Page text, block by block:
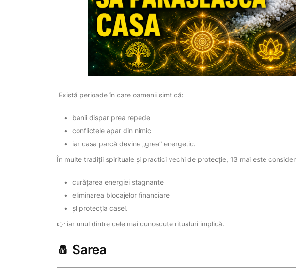
Există perioade în care oamenii simt că:
banii dispar prea repede
conflictele apar din nimic
iar casa parcă devine „grea” energetic.
În multe tradiții spirituale și practici vechi de protecție, 13 mai este
curățarea energiei stagnante
eliminarea blocajelor financiare
și protecția casei.
👉 iar unul dintre cele mai cunoscute ritualuri implică:
🧂 Sarea